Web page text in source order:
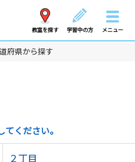
教室を探す 学習中の方 メニュー
府県から探す
ください。
２丁目